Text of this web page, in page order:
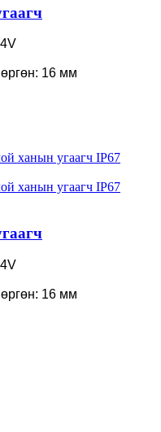
16 мм
16 мм